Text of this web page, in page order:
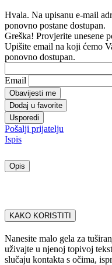
Hvala. Na upisanu e-mail
ponovno postane dostupan.
Greška! Provjerite unesene
Upišite email na koji ćemo
ponovno dostupan.
Email
Obavijesti me
Dodaj u favorite
Usporedi
Pošalji prijatelju
Ispis
Opis
KAKO KORISTITI
Nanesite malo gela za
uživajte u njenoj topivoj
slučaju kontakta s očima,